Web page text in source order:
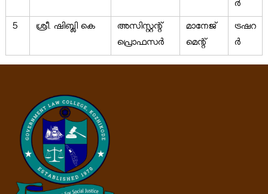
ർ
5
ശ്രീ. ഷിബ്ലി കെ
അസിസ്റ്റന്റ്
പ്രൊഫസർ
മാനേജ്‌
മെന്റ്
ട്രഷറ
ർ